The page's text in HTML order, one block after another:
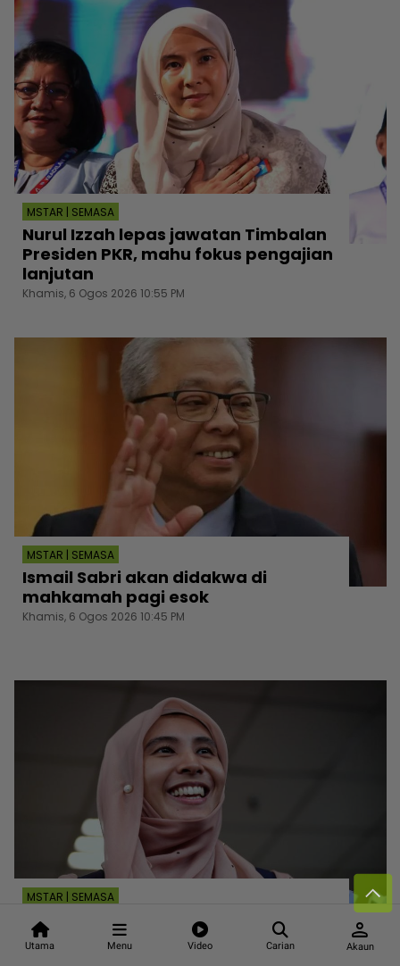
Utama Menu Video Carian
person
Akaun
MSTAR | SEMASA
Nurul Izzah lepas jawatan Timbalan
Presiden PKR, mahu fokus pengajian
lanjutan
Khamis, 6 Ogos 2026 10:55 PM
MSTAR | SEMASA
Ismail Sabri akan didakwa di
mahkamah pagi esok
Khamis, 6 Ogos 2026 10:45 PM
MSTAR | SEMASA
Nurul Izzah mohon lepas jawatan
Timbalan Presiden PKR, diminta cuti